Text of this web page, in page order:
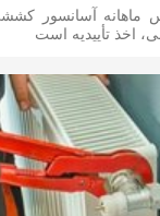
آسانسور
اخذ تأییدیه است